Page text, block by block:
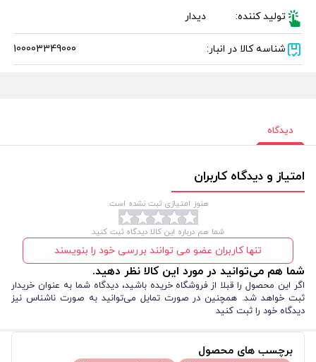
تولید کننده: دیدار
شناسه کالا در انبار: 100003349000
دیدگاه
امتیاز و دیدگاه کاربران
هنوز امتیازی ثبت نشده است.
شما هم درباره این کالا دیدگاه ثبت کنید
تنها کاربران عضو می توانند بررسی خود را بنویسند
شما هم می‌توانید در مورد این کالا نظر دهید.
اگر این محصول را قبلا از فروشگاه خریده باشید، دیدگاه شما به عنوان خریدار
ثبت خواهد شد. همچنین در صورت تمایل می‌توانید به صورت ناشناس نیز
دیدگاه خود را ثبت کنید
برچسب های محصول